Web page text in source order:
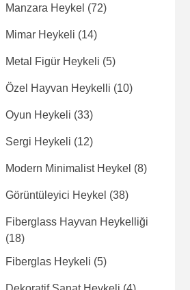
Manzara Heykel (72)
Mimar Heykeli (14)
Metal Figür Heykeli (5)
Özel Hayvan Heykelli (10)
Oyun Heykeli (33)
Sergi Heykeli (12)
Modern Minimalist Heykel (8)
Görüntüleyici Heykel (38)
Fiberglass Hayvan Heykelliği
(18)
Fiberglas Heykeli (5)